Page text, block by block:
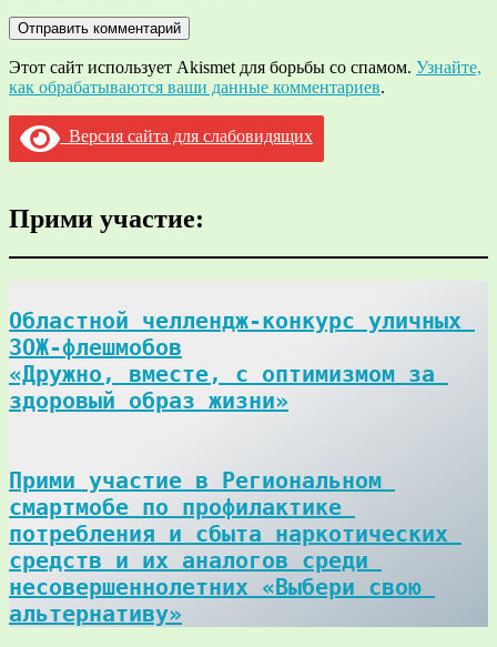
Этот сайт использует Akismet для борьбы со спамом. Узнайте,
как обрабатываются ваши данные комментариев.
Версия сайта для слабовидящих
Прими участие:
Областной челлендж-конкурс уличных
ЗОЖ-флешмобов
«Дружно, вместе, с оптимизмом за
здоровый образ жизни»
Прими участие в Региональном
смартмобе по профилактике
потребления и сбыта наркотических
средств и их аналогов среди
несовершеннолетних «Выбери свою
альтернативу»